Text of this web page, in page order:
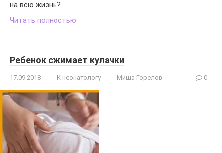
на всю жизнь?
Читать полностью
Ребенок сжимает кулачки
17.09.2018 К неонатологу Миша Горелов 0